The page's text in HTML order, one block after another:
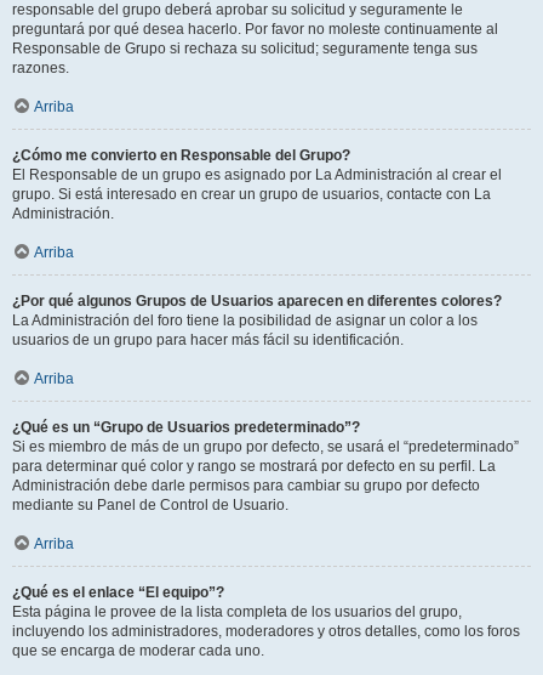
responsable del grupo deberá aprobar su solicitud y seguramente le
preguntará por qué desea hacerlo. Por favor no moleste continuamente al
Responsable de Grupo si rechaza su solicitud; seguramente tenga sus
razones.
Arriba
¿Cómo me convierto en Responsable del Grupo?
El Responsable de un grupo es asignado por La Administración al crear el
grupo. Si está interesado en crear un grupo de usuarios, contacte con La
Administración.
Arriba
¿Por qué algunos Grupos de Usuarios aparecen en diferentes colores?
La Administración del foro tiene la posibilidad de asignar un color a los
usuarios de un grupo para hacer más fácil su identificación.
Arriba
¿Qué es un “Grupo de Usuarios predeterminado”?
Si es miembro de más de un grupo por defecto, se usará el “predeterminado”
para determinar qué color y rango se mostrará por defecto en su perfil. La
Administración debe darle permisos para cambiar su grupo por defecto
mediante su Panel de Control de Usuario.
Arriba
¿Qué es el enlace “El equipo”?
Esta página le provee de la lista completa de los usuarios del grupo,
incluyendo los administradores, moderadores y otros detalles, como los foros
que se encarga de moderar cada uno.